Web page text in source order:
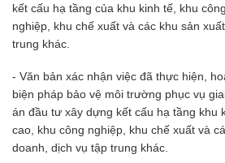
kết cấu hạ tầng của khu kinh tế, khu
nghiệp, khu chế xuất và các khu sản
trung khác.
- Văn bản xác nhận việc đã thực hiện,
biện pháp bảo vệ môi trường phục vụ
án đầu tư xây dựng kết cấu hạ tầng khu
cao, khu công nghiệp, khu chế xuất và
doanh, dịch vụ tập trung khác.